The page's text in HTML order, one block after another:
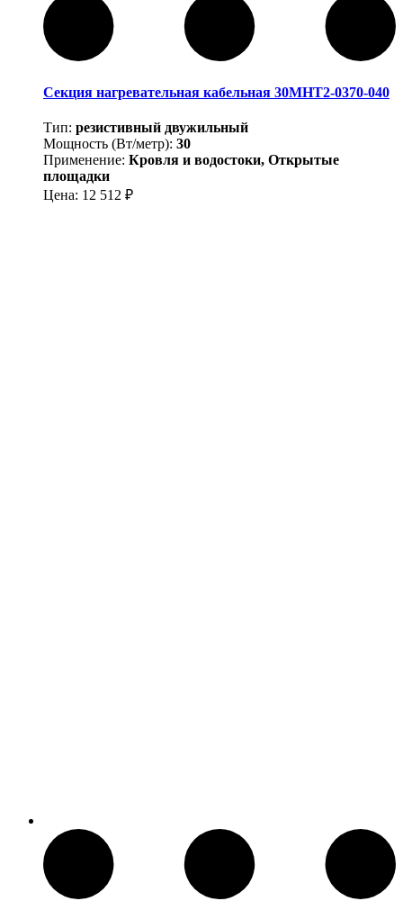
Секция нагревательная кабельная 30МНТ2-0370-040
Тип: резистивный двужильный
Мощность (Вт/метр): 30
Применение: Кровля и водостоки, Открытые
площадки
Цена: 12 512 ₽